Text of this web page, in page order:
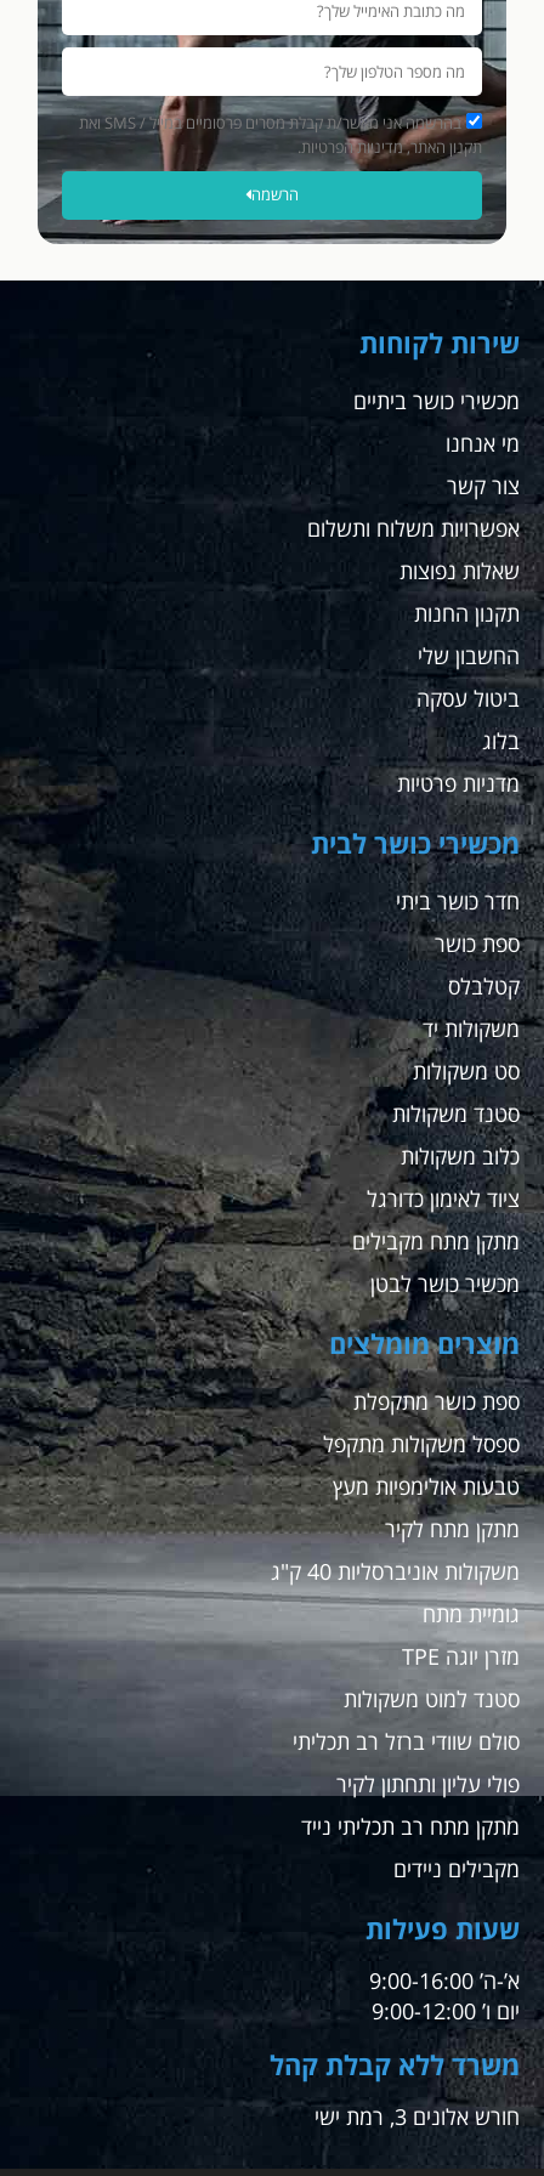
בהרשמה אני מאשר/ת קבלת מסרים פרסומיים במייל / SMS ואת
תקנון האתר, מדיניות הפרטיות.
הרשמה
שירות לקוחות
מכשירי כושר ביתיים
מי אנחנו
צור קשר
אפשרויות משלוח ותשלום
שאלות נפוצות
תקנון החנות
החשבון שלי
ביטול עסקה
בלוג
מדניות פרטיות
מכשירי כושר לבית
חדר כושר ביתי
ספת כושר
קטלבלס
משקולות יד
סט משקולות
סטנד משקולות
כלוב משקולות
ציוד לאימון כדורגל
מתקן מתח מקבילים
מכשיר כושר לבטן
מוצרים מומלצים
ספת כושר מתקפלת
ספסל משקולות מתקפל
טבעות אולימפיות מעץ
מתקן מתח לקיר
משקולות אוניברסליות 40 ק"ג
גומיית מתח
מזרן יוגה TPE
סטנד למוט משקולות
סולם שוודי ברזל רב תכליתי
פולי עליון ותחתון לקיר
מתקן מתח רב תכליתי נייד
מקבילים ניידים
שעות פעילות
א’-ה’ 9:00-16:00
יום ו’ 9:00-12:00
משרד ללא קבלת קהל
חורש אלונים 3, רמת ישי